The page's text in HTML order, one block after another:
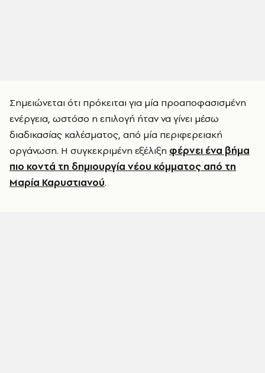
Σημειώνεται ότι πρόκειται για μία προαποφασισμένη
ενέργεια, ωστόσο η επιλογή ήταν να γίνει μέσω
διαδικασίας καλέσματος, από μία περιφερειακή
οργάνωση. Η συγκεκριμένη εξέλιξη φέρνει ένα βήμα
πιο κοντά τη δημιουργία νέου κόμματος από τη
Μαρία Καρυστιανού.